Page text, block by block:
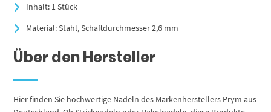
Inhalt: 1 Stück
Material: Stahl, Schaftdurchmesser 2,6 mm
Über den Hersteller
Hier finden Sie hochwertige Nadeln des Markenherstellers Prym aus